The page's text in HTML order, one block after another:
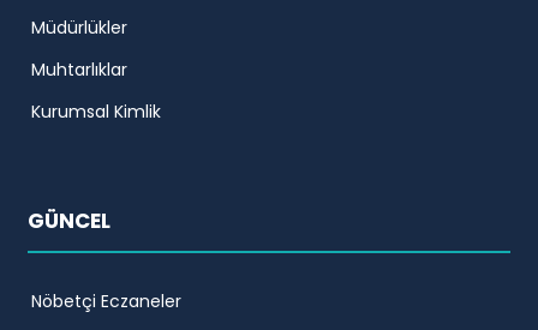
Müdürlükler
Muhtarlıklar
Kurumsal Kimlik
GÜNCEL
Nöbetçi Eczaneler